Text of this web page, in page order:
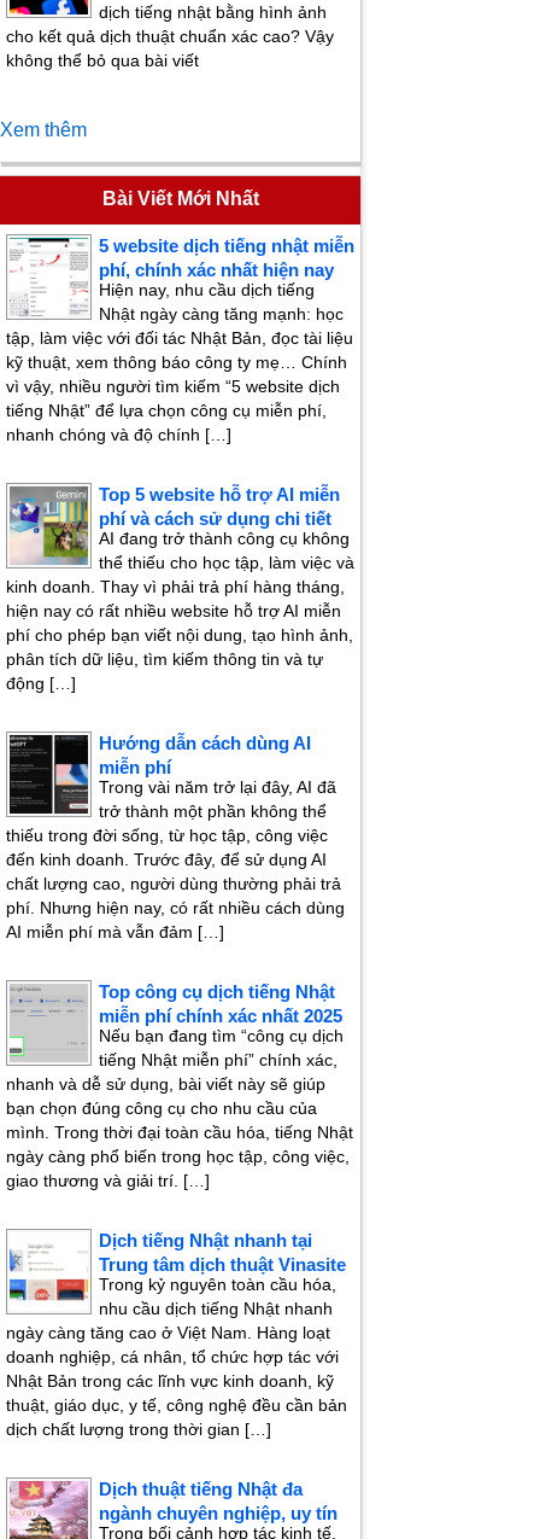
dịch tiếng nhật bằng hình ảnh
cho kết quả dịch thuật chuẩn xác cao? Vậy
không thể bỏ qua bài viết
Xem thêm
Bài Viết Mới Nhất
5 website dịch tiếng nhật miễn
phí, chính xác nhất hiện nay
Hiện nay, nhu cầu dịch tiếng
Nhật ngày càng tăng mạnh: học
tập, làm việc với đối tác Nhật Bản, đọc tài liệu
kỹ thuật, xem thông báo công ty mẹ… Chính
vì vậy, nhiều người tìm kiếm “5 website dịch
tiếng Nhật” để lựa chọn công cụ miễn phí,
nhanh chóng và độ chính […]
Top 5 website hỗ trợ AI miễn
phí và cách sử dụng chi tiết
AI đang trở thành công cụ không
thể thiếu cho học tập, làm việc và
kinh doanh. Thay vì phải trả phí hàng tháng,
hiện nay có rất nhiều website hỗ trợ AI miễn
phí cho phép bạn viết nội dung, tạo hình ảnh,
phân tích dữ liệu, tìm kiếm thông tin và tự
động […]
Hướng dẫn cách dùng AI
miễn phí
Trong vài năm trở lại đây, AI đã
trở thành một phần không thể
thiếu trong đời sống, từ học tập, công việc
đến kinh doanh. Trước đây, để sử dụng AI
chất lượng cao, người dùng thường phải trả
phí. Nhưng hiện nay, có rất nhiều cách dùng
AI miễn phí mà vẫn đảm […]
Top công cụ dịch tiếng Nhật
miễn phí chính xác nhất 2025
Nếu bạn đang tìm “công cụ dịch
tiếng Nhật miễn phí” chính xác,
nhanh và dễ sử dụng, bài viết này sẽ giúp
bạn chọn đúng công cụ cho nhu cầu của
mình. Trong thời đại toàn cầu hóa, tiếng Nhật
ngày càng phổ biến trong học tập, công việc,
giao thương và giải trí. […]
Dịch tiếng Nhật nhanh tại
Trung tâm dịch thuật Vinasite
Trong kỷ nguyên toàn cầu hóa,
nhu cầu dịch tiếng Nhật nhanh
ngày càng tăng cao ở Việt Nam. Hàng loạt
doanh nghiệp, cá nhân, tổ chức hợp tác với
Nhật Bản trong các lĩnh vực kinh doanh, kỹ
thuật, giáo dục, y tế, công nghệ đều cần bản
dịch chất lượng trong thời gian […]
Dịch thuật tiếng Nhật đa
ngành chuyên nghiệp, uy tín
Trong bối cảnh hợp tác kinh tế,